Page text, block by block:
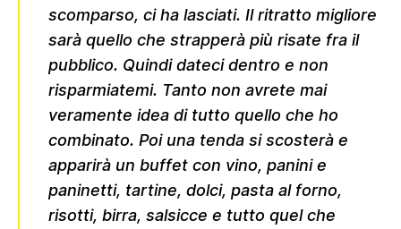
scomparso, ci ha lasciati. Il ritratto migliore
sarà quello che strapperà più risate fra il
pubblico. Quindi dateci dentro e non
risparmiatemi. Tanto non avrete mai
veramente idea di tutto quello che ho
combinato. Poi una tenda si scosterà e
apparirà un buffet con vino, panini e
paninetti, tartine, dolci, pasta al forno,
risotti, birra, salsicce e tutto quel che